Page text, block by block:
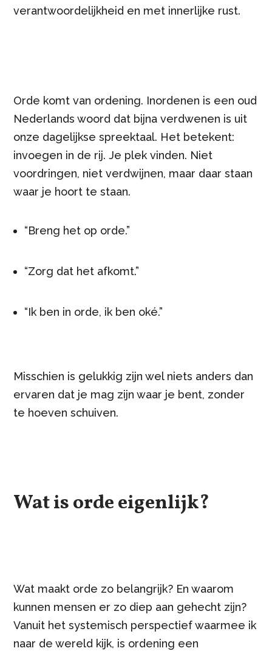
verantwoordelijkheid en met innerlijke rust.
Orde komt van ordening. Inordenen is een oud
Nederlands woord dat bijna verdwenen is uit
onze dagelijkse spreektaal. Het betekent:
invoegen in de rij. Je plek vinden. Niet
voordringen, niet verdwijnen, maar daar staan
waar je hoort te staan.
“Breng het op orde.”
“Zorg dat het afkomt.”
“Ik ben in orde, ik ben oké.”
Misschien is gelukkig zijn wel niets anders dan
ervaren dat je mag zijn waar je bent, zonder
te hoeven schuiven.
Wat is orde eigenlijk?
Wat maakt orde zo belangrijk? En waarom
kunnen mensen er zo diep aan gehecht zijn?
Vanuit het systemisch perspectief waarmee ik
naar de wereld kijk, is ordening een